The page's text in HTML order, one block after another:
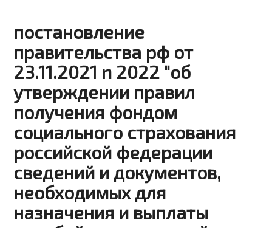
постановление
правительства рф от
23.11.2021 n 2022 "об
утверждении правил
получения фондом
социального страхования
российской федерации
сведений и документов,
необходимых для
назначения и выплаты